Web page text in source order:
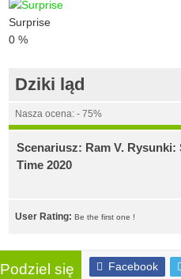
Surprise
0%
Dziki ląd
Nasza ocena: - 75%
Scenariusz: Ram V.
Time 2020
User Rating: Be the first one !
Podziel się Facebook